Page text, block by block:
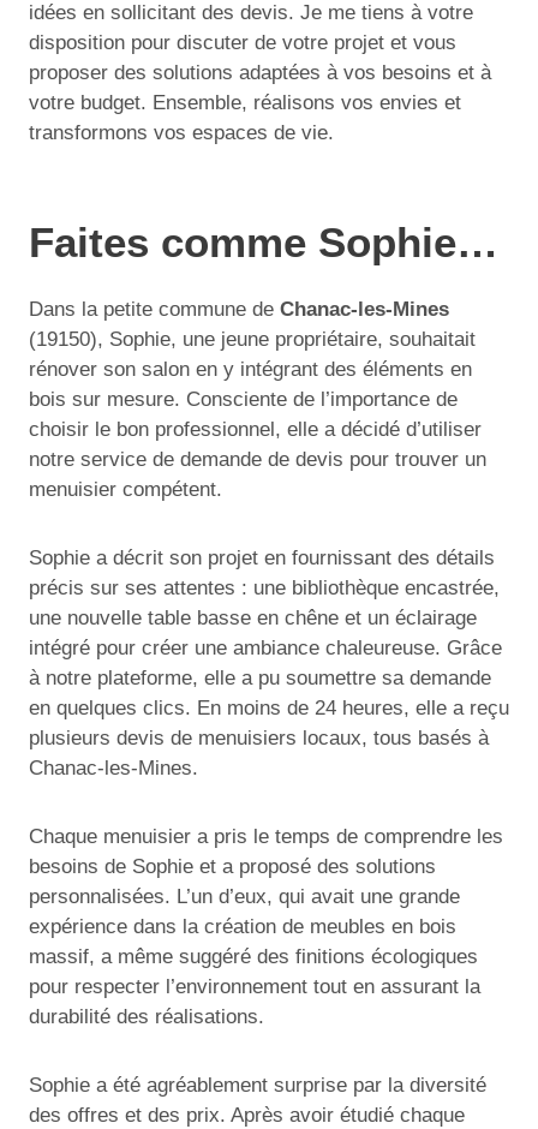
idées en sollicitant des devis. Je me tiens à votre
disposition pour discuter de votre projet et vous
proposer des solutions adaptées à vos besoins et à
votre budget. Ensemble, réalisons vos envies et
transformons vos espaces de vie.
Faites comme Sophie…
Dans la petite commune de Chanac-les-Mines
(19150), Sophie, une jeune propriétaire, souhaitait
rénover son salon en y intégrant des éléments en
bois sur mesure. Consciente de l’importance de
choisir le bon professionnel, elle a décidé d’utiliser
notre service de demande de devis pour trouver un
menuisier compétent.
Sophie a décrit son projet en fournissant des détails
précis sur ses attentes : une bibliothèque encastrée,
une nouvelle table basse en chêne et un éclairage
intégré pour créer une ambiance chaleureuse. Grâce
à notre plateforme, elle a pu soumettre sa demande
en quelques clics. En moins de 24 heures, elle a reçu
plusieurs devis de menuisiers locaux, tous basés à
Chanac-les-Mines.
Chaque menuisier a pris le temps de comprendre les
besoins de Sophie et a proposé des solutions
personnalisées. L’un d’eux, qui avait une grande
expérience dans la création de meubles en bois
massif, a même suggéré des finitions écologiques
pour respecter l’environnement tout en assurant la
durabilité des réalisations.
Sophie a été agréablement surprise par la diversité
des offres et des prix. Après avoir étudié chaque